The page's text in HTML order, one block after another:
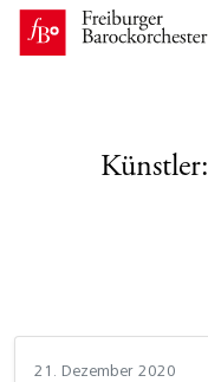
Künstler:
21. Dezember 2020